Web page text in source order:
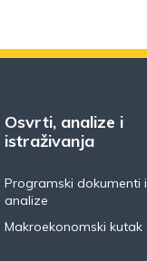
Osvrti, analize i
istraživanja
Programski dokumenti i
analize
Makroekonomski kutak